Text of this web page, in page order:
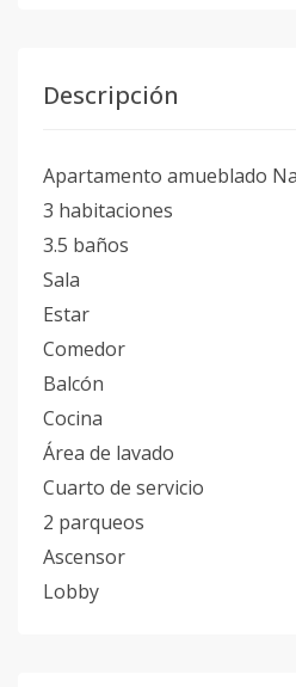
Descripción
Apartamento amueblado
3 habitaciones
3.5 baños
Sala
Estar
Comedor
Balcón
Cocina
Área de lavado
Cuarto de servicio
2 parqueos
Ascensor
Lobby